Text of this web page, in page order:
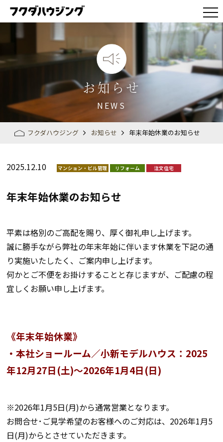
お知らせ
NEWS
フクダハウジング お知らせ 年末年始休業のお知らせ
2025.12.10 マンション・ビル管理 リフォーム 注文住宅
年末年始休業のお知らせ
平素は格別のご高配を賜り、厚く御礼申し上げます。
誠に勝手ながら弊社の年末年始に伴います休業を下記の通
り実施いたしたく、ご案内申し上げます。
何かとご不便をお掛けすることと存じますが、ご配慮の程
宜しくお願い申し上げます。
《年末年始休業》
・本社ショールーム／小新モデルハウス：2025
年12月27日(土)～2026年1月4日(日)
※2026年1月5日(月)から通常営業となります。
お問合せ･ご見学希望のお客様へのご対応は、2026年1月5
日(月)からとさせていただきます。